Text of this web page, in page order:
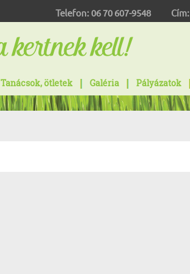
Telefon:06 70 607-9548 Cím:
Tanácsok, ötletek Galéria Pályázatok